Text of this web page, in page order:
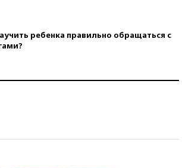
ребенка правильно обращаться с